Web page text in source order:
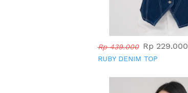
Rp 439.000 Rp 229.000
RUBY DENIM TOP